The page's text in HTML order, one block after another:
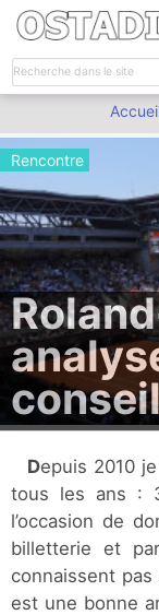
Rencontre
Depuis 2010 je vais à Roland-Garros plusieurs jours
tous les ans :
l’occasion de
billetterie et
connaissent pas
est une bonne